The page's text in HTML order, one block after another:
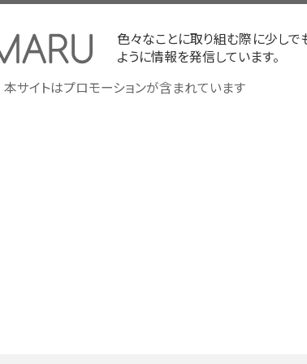
色々なことに取り組む際に少し
ように情報を発信しています。